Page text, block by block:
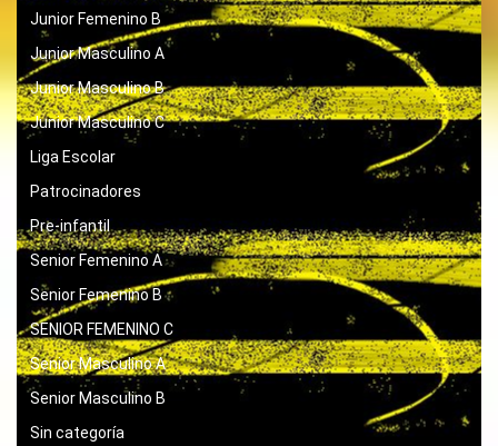
Junior Femenino B
Junior Masculino A
Junior Masculino B
Junior Masculino C
Liga Escolar
Patrocinadores
Pre-infantil
Senior Femenino A
Senior Femenino B
SENIOR FEMENINO C
Senior Masculino A
Senior Masculino B
Sin categoría